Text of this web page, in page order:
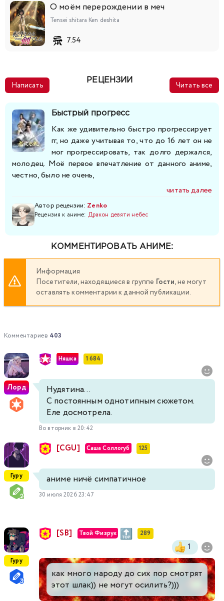
О моём перерождении в меч
Tensei shitara Ken deshita
7.54
Написать
РЕЦЕНЗИИ
Читать все
Быстрый прогресс
Как же удивительно быстро прогрессирует
гг, но даже учитывая то, что до 16 лет он не
мог прогрессировать, так долго держался,
молодец. Моё первое впечатление от данного аниме,
честно, было не очень,
читать далее
Автор рецензии: Zenko
Рецензия к аниме: Дракон девяти небес
КОММЕНТИРОВАТЬ АНИМЕ:
Информация
Посетители, находящиеся в группе Гости, не могут
оставлять комментарии к данной публикации.
Комментариев 403
Лорд
Няшка 1 684
Нудятина...
С постоянным однотипным сюжетом.
Еле досмотрела.
Во вторник в 20:42
Гуру
[CGU] Саша Соллогуб 125
аниме ничё симпатичное
30 июля 2026 23:47
Гуру
[SB] Твой Физрук 289
1
как много народу до сих пор смотрят
этот шлак)) не могут осилить?)))